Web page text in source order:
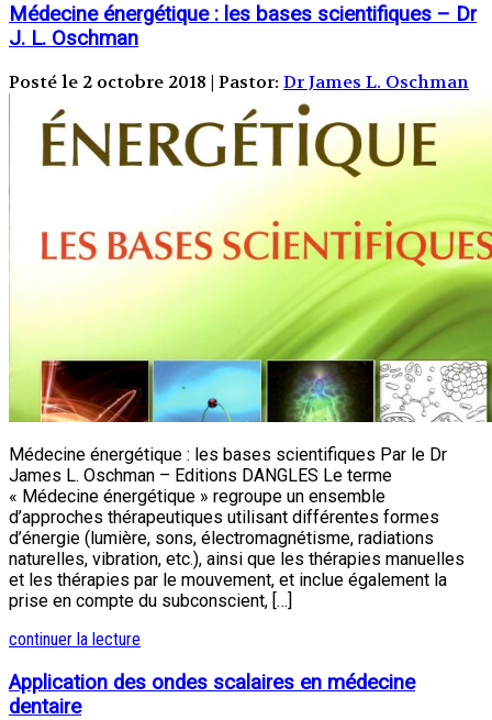
Médecine énergétique : les bases scientifiques – Dr
J. L. Oschman
Posté le 2 octobre 2018 | Pastor: Dr James L. Oschman
Médecine énergétique : les bases scientifiques Par le Dr
James L. Oschman – Editions DANGLES Le terme
« Médecine énergétique » regroupe un ensemble
d’approches thérapeutiques utilisant différentes formes
d’énergie (lumière, sons, électromagnétisme, radiations
naturelles, vibration, etc.), ainsi que les thérapies manuelles
et les thérapies par le mouvement, et inclue également la
prise en compte du subconscient, […]
continuer la lecture
Application des ondes scalaires en médecine
dentaire